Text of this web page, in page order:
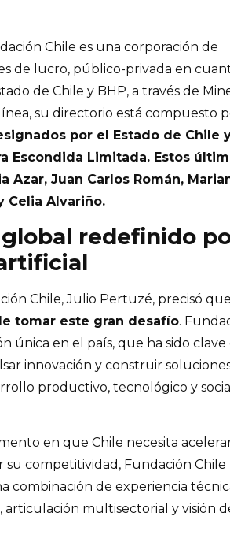
Chile es una corporación de
de lucro, público-privada en
de Chile y BHP, a través de
su directorio está compuesto
por el Estado de Chile
Escondida Limitada. Estos
Azar, Juan Carlos Román,
Celia Alvariño.
redefinido
Chile, Julio Pertuzé, precisó
tomar este gran desafío.
única en el país, que ha sido clave
innovación y construir
productivo, tecnológico y
en que Chile necesita
competitividad, Fundación Chile
combinación de experiencia
articulación multisectorial y visión